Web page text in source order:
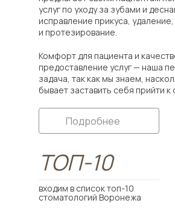
услуг по уходу за зубами и
исправление прикуса,
и протезирование.
Комфорт для пациента и
предоставление услуг — наша
задача, так как мы знаем,
бывает заставить себя прийти к
Подробнее
ТОП-10
входим в список топ-10
стоматологий Воронежа